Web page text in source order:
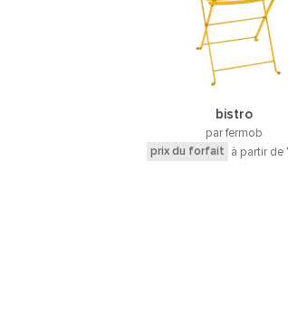
bistro
par fermob
prix du forfait
à partir de